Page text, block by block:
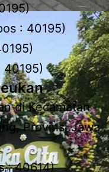
: 40195)
40195)
di Kecamatan
Provinsi Jawa
: 40614)